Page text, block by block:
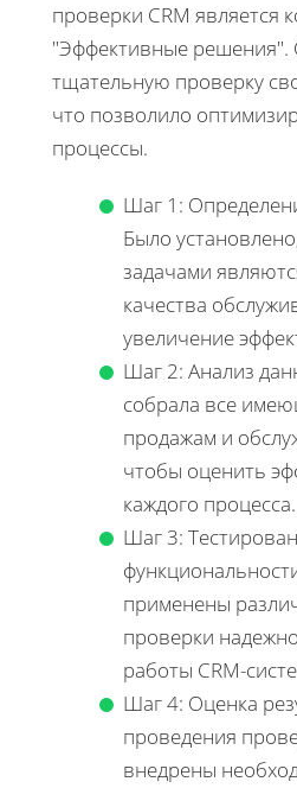
проверки CRM является
"Эффективные решения".
тщательную проверку
что позволило
процессы.
Шаг 1:
Было
задачами
качества
увеличение
Шаг 2: Анализ
собрала все
продажам и
чтобы оценить
каждого процесса.
Шаг 3:
применены
проверки
работы CRM-
Шаг 4: Оценка
проведения
внедрены